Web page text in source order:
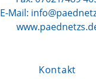
E-Mail:
Kontakt